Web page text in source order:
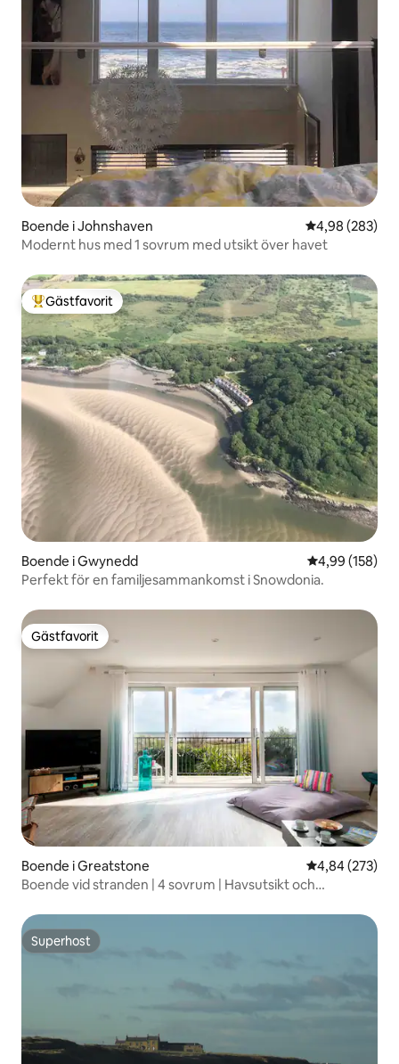
Boende i Johnshaven 4,98 av 5 i
4,98 (283)
Modernt hus med 1 sovrum med utsikt över havet
Populär gästfavorit
Gästfavorit
Boende i Gwynedd 4,99 av 5 i
4,99 (158)
Perfekt för en familjesammankomst i Snowdonia.
Gästfavorit
Gästfavorit
Boende i Greatstone 4,84 av 5 i
4,84 (273)
Boende vid stranden | 4 sovrum | Havsutsikt och
Superhost
Superhost